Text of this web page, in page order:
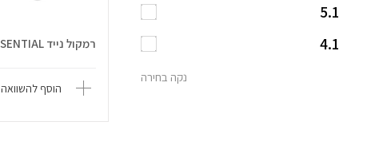
רמקול נייד Flip ESSENTIAL
הוסף להשוואה
5.1
4.1
נקה בחירה